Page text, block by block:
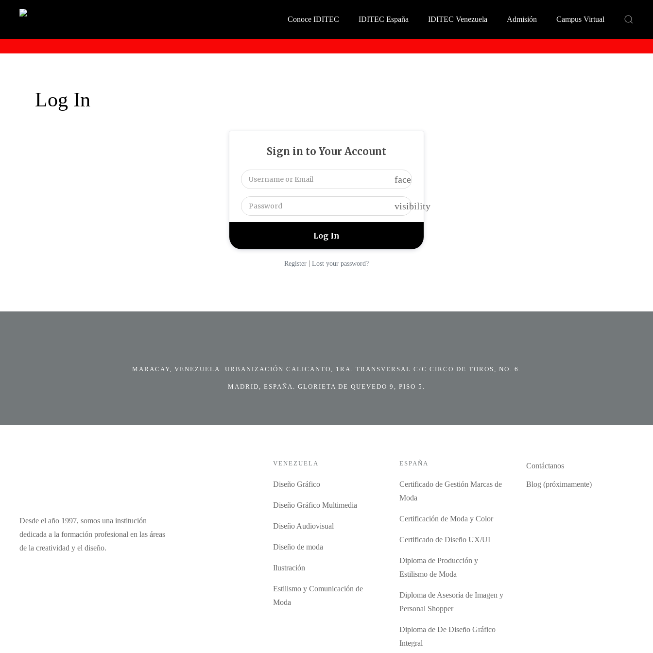
Conoce IDITEC IDITEC España IDITEC Venezuela Admisión Campus Virtual
Log In
Sign in to Your Account
face
visibility
Register | Lost your password?
MARACAY, VENEZUELA. URBANIZACIÓN CALICANTO, 1RA. TRANSVERSAL C/C CIRCO DE TOROS, NO. 6.
MADRID, ESPAÑA. GLORIETA DE QUEVEDO 9, PISO 5.
Desde el año 1997, somos una institución
dedicada a la formación profesional en las áreas
de la creatividad y el diseño.
VENEZUELA
Diseño Gráfico
Diseño Gráfico Multimedia
Diseño Audiovisual
Diseño de moda
Ilustración
Estilismo y Comunicación de
Moda
ESPAÑA
Certificado de Gestión Marcas de
Moda
Certificación de Moda y Color
Certificado de Diseño UX/UI
Diploma de Producción y
Estilismo de Moda
Diploma de Asesoría de Imagen y
Personal Shopper
Diploma de De Diseño Gráfico
Integral
Contáctanos
Blog (próximamente)